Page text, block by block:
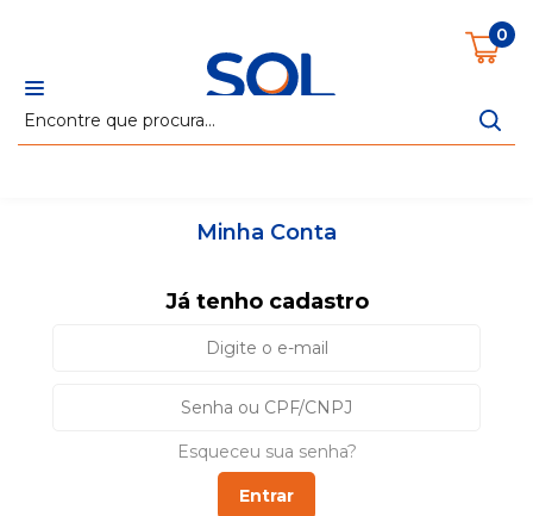
0
Minha Conta
Já tenho cadastro
Esqueceu sua senha?
Entrar